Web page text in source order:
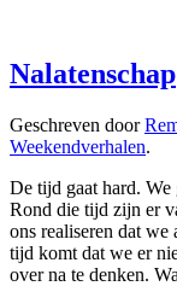
Nalatenschap
Geschreven door
Weekendverhalen.
De tijd gaat hard. We
Rond die tijd zijn er
ons realiseren dat we
tijd komt dat we er
over na te denken.